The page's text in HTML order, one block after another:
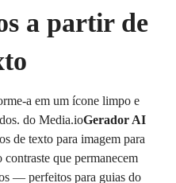
a partir de
a em um ícone limpo e
do Media.ioGerador AI
de texto para imagem para
que permanecem
— perfeitos para guias do